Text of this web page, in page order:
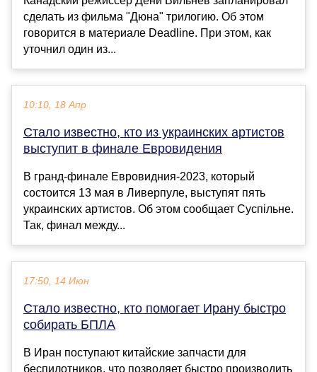
сделать из фильма "Дюна" трилогию. Об этом
говорится в материале Deadline. При этом, как
уточнил один из...
10:10, 18 Апр
Стало известно, кто из украинских артистов
выступит в финале Евровидения
В гранд-финале Евровидния-2023, который
состоится 13 мая в Ливерпуле, выступят пять
украинских артистов. Об этом сообщает Суспільне.
Так, финал между...
17:50, 14 Июн
Стало известно, кто помогает Ирану быстро
собирать БПЛА
В Иран поступают китайские запчасти для
беспилотников, что позволяет быстро производить